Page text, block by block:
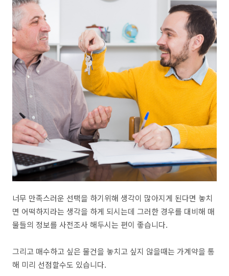
너무 만족스러운 선택을 하기위해 생각이 많아지게 된다면 놓치
면 어떡하지라는 생각을 하게 되시는데 그러한 경우를 대비해 매
물들의 정보를 사전조사 해두시는 편이 좋습니다.
그리고 매수하고 싶은 물건을 놓치고 싶지 않을때는 가계약을 통
해 미리 선점할수도 있습니다.